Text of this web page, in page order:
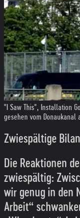
"I Saw This", Installation
gesehen vom Donaukanal
Zwiespältige
Die Reaktionen
zwiespältig:
wir genug in den
Arbeit“